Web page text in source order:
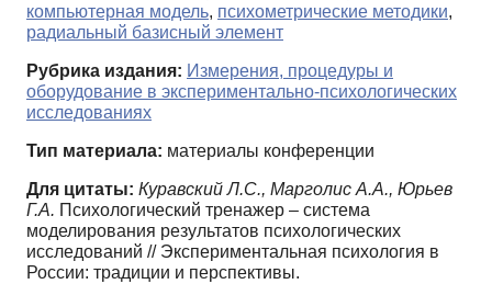
компьютерная модель, психометрические методики,
радиальный базисный элемент
Рубрика издания: Измерения, процедуры и
оборудование в экспериментально-психологических
исследованиях
Тип материала: материалы конференции
Для цитаты: Куравский Л.С., Марголис А.А., Юрьев
Г.А. Психологический тренажер – система
моделирования результатов психологических
исследований // Экспериментальная психология в
России: традиции и перспективы.